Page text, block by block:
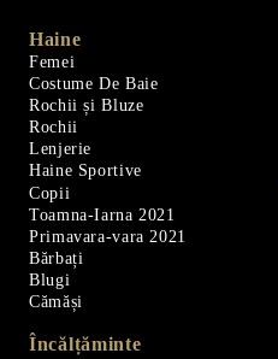
Haine
Femei
Costume De Baie
Rochii și Bluze
Rochii
Lenjerie
Haine Sportive
Copii
Toamna-Iarna 2021
Primavara-vara 2021
Bărbați
Blugi
Cămăși
Încălțăminte